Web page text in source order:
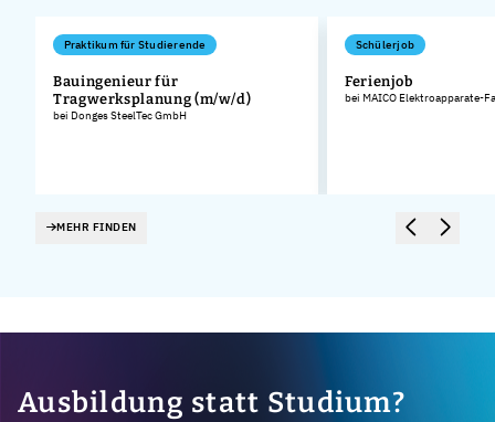
Praktikum für Studierende
Bauingenieur für
Tragwerksplanung (m/w/d)
bei Donges SteelTec GmbH
Schülerjob
Ferienjob
bei MAICO Elektroapparate-
MEHR FINDEN
Ausbildung statt Studium?